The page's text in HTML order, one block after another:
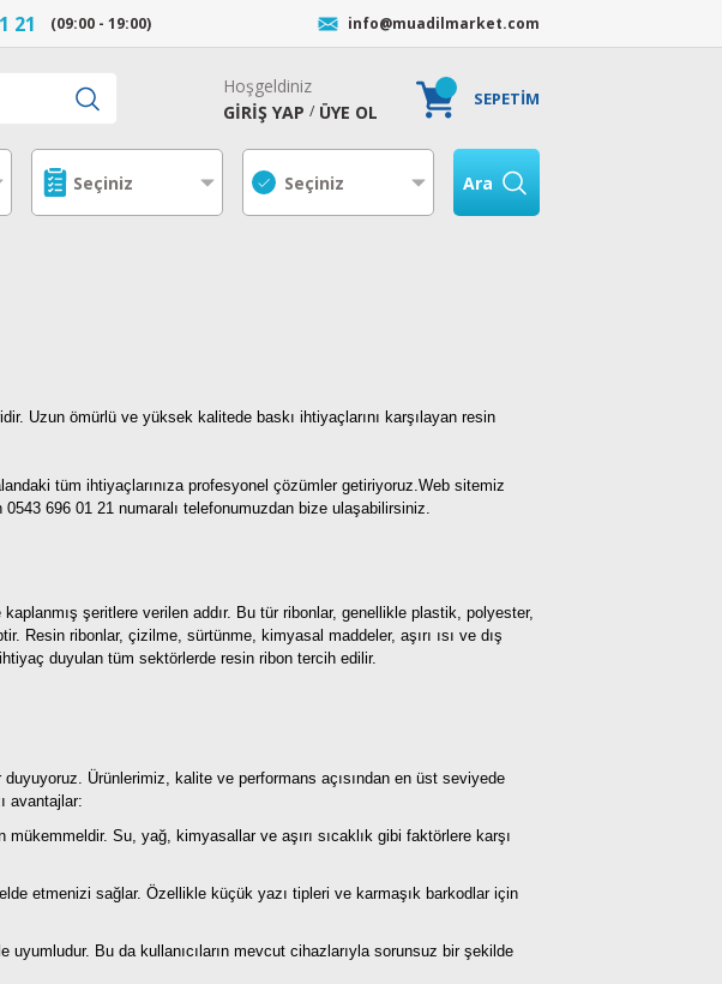
21 (09:00 - 19:00) info@muadilmarket.com
Hoşgeldiniz
GİRİŞ YAP / ÜYE OL
SEPETİM
Ara
Uzun ömürlü ve yüksek kalitede baskı ihtiyaçlarını karşılayan resin
tüm ihtiyaçlarınıza profesyonel çözümler getiriyoruz.Web sitemiz
696 01 21 numaralı telefonumuzdan bize ulaşabilirsiniz.
şeritlere verilen addır. Bu tür ribonlar, genellikle plastik, polyester,
Resin ribonlar, çizilme, sürtünme, kimyasal maddeler, aşırı ısı ve dış
duyulan tüm sektörlerde resin ribon tercih edilir.
Ürünlerimiz, kalite ve performans açısından en üst seviyede
avantajlar:
Su, yağ, kimyasallar ve aşırı sıcaklık gibi faktörlere karşı
etmenizi sağlar. Özellikle küçük yazı tipleri ve karmaşık barkodlar için
Bu da kullanıcıların mevcut cihazlarıyla sorunsuz bir şekilde